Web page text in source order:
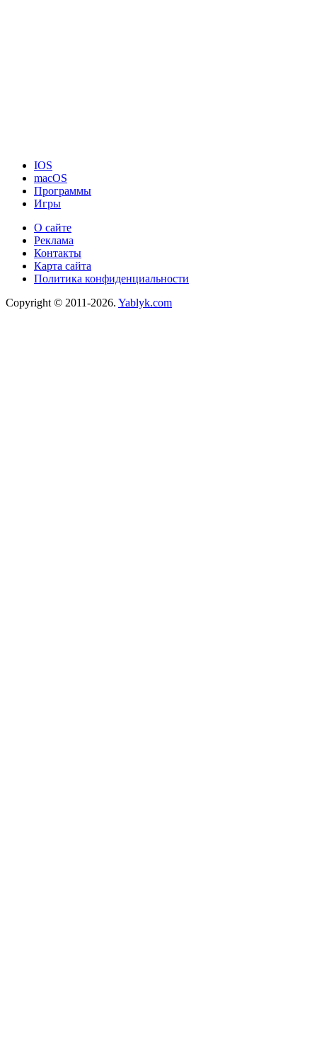
IOS
macOS
Программы
Игры
О сайте
Реклама
Контакты
Карта сайта
Политика конфиденциальности
Copyright © 2011-2026. Yablyk.сom